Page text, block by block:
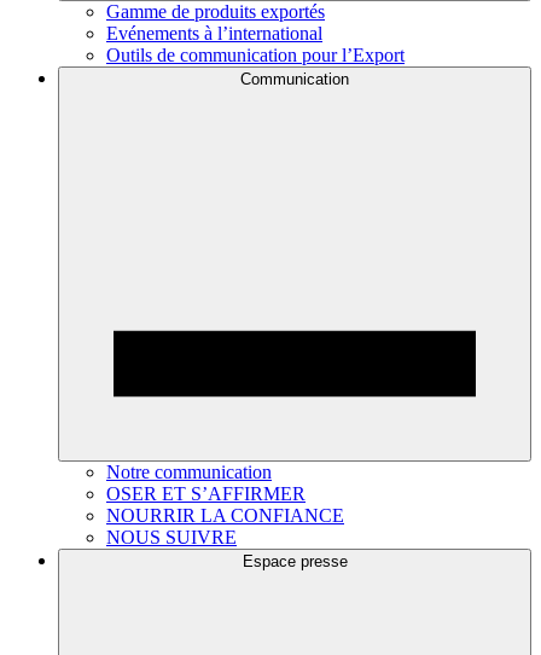
Gamme de produits exportés
Evénements à l’international
Outils de communication pour l’Export
Communication
Notre communication
OSER ET S’AFFIRMER
NOURRIR LA CONFIANCE
NOUS SUIVRE
Espace presse